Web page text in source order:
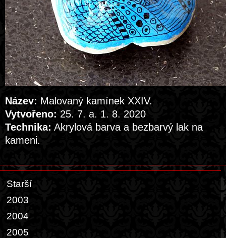
Název: Malovaný kamínek XXIV.
Vytvořeno: 25. 7. a. 1. 8. 2020
Technika: Akrylová barva a bezbarvý lak na
kameni.
Starší
2003
2004
2005